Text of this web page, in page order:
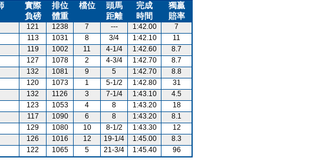
實際
負磅
排位
體重
檔位
頭馬
距離
完成
時間
獨贏
賠率
121 1238 7 --- 1:42.00
7
113 1031 8 3/4 1:42.10
11
119 1002 11 4-1/4 1:42.60
8.7
127 1078 2 4-3/4 1:42.70
8.7
132 1081 9 5 1:42.70
8.8
120 1073 1 5-1/2 1:42.80
31
132 1126 3 7-1/4 1:43.10
4.5
123 1053 4 8 1:43.20
18
117 1090 6 8 1:43.20
8.1
129 1080 10 8-1/2 1:43.30
12
126 1016 12 19-1/4 1:45.00
8.3
122 1065 5 21-3/4 1:45.40 96